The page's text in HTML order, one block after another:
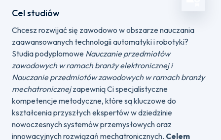
Cel studiów
Chcesz rozwijać się zawodowo w obszarze nauczania
zaawansowanych technologii automatyki i robotyki?
Studia podyplomowe Nauczanie przedmiotów
zawodowych w ramach branży elektronicznej i
Nauczanie przedmiotów zawodowych w ramach branży
mechatronicznejzapewnią Ci specjalistyczne
kompetencje metodyczne, które są kluczowe do
kształcenia przyszłych ekspertów w dziedzinie
nowoczesnych systemów przemysłowych oraz
innowacyjnych rozwiązań mechatronicznych. Celem